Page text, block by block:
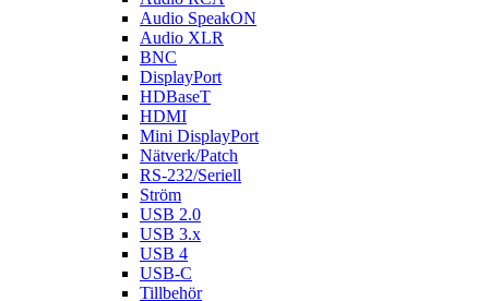
Audio SpeakON
Audio XLR
BNC
DisplayPort
HDBaseT
HDMI
Mini DisplayPort
Nätverk/Patch
RS-232/Seriell
Ström
USB 2.0
USB 3.x
USB 4
USB-C
Tillbehör